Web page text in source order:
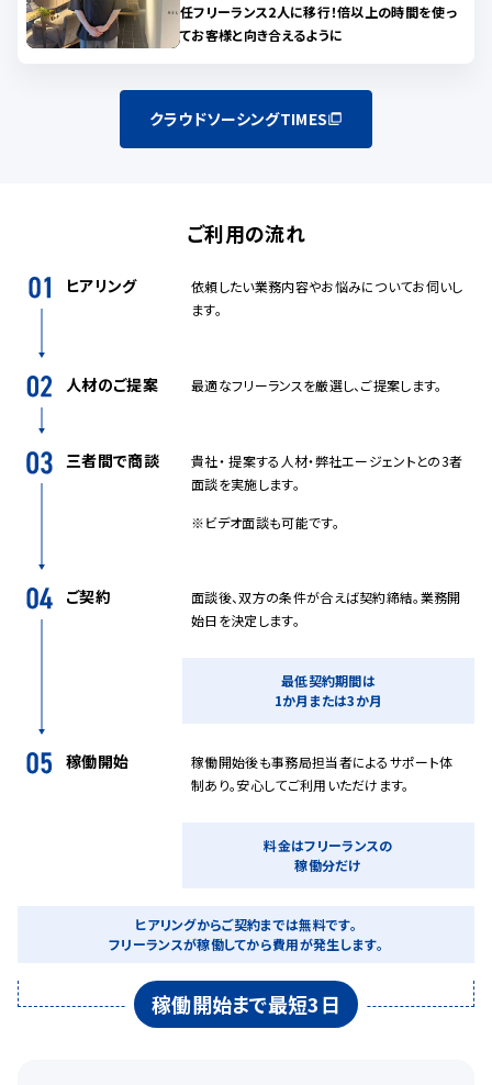
任フリーランス2人に移行！倍以上の時間を使っ
てお客様と向き合えるように
クラウドソーシングTIMES
ご利用の流れ
ヒアリング
依頼したい業務内容やお悩みについてお伺いし
ます。
人材のご提案 最適なフリーランスを厳選し、ご提案します。
三者間で商談
貴社・ 提案する人材・弊社エージェントとの3者
面談を実施します。
※ビデオ面談も可能です。
ご契約
面談後、双方の条件が合えば契約締結。業務開
始日を決定します。
最低契約期間は
1か月または3か月
稼働開始
稼働開始後も事務局担当者によるサポート体
制あり。安心してご利用いただけます。
料金はフリーランスの
稼働分だけ
ヒアリングからご契約までは無料です。
フリーランスが稼働してから費用が発生します。
稼働開始まで最短3日